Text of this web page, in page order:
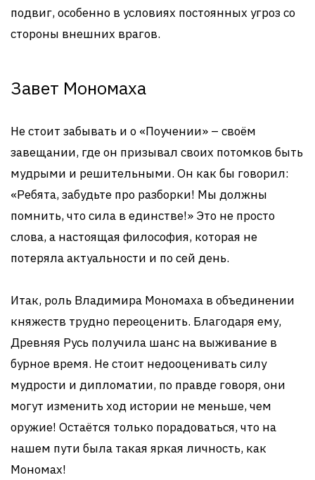
подвиг, особенно в условиях постоянных угроз со
стороны внешних врагов.
Завет Мономаха
Не стоит забывать и о «Поучении» – своём
завещании, где он призывал своих потомков быть
мудрыми и решительными. Он как бы говорил:
«Ребята, забудьте про разборки! Мы должны
помнить, что сила в единстве!» Это не просто
слова, а настоящая философия, которая не
потеряла актуальности и по сей день.
Итак, роль Владимира Мономаха в объединении
княжеств трудно переоценить. Благодаря ему,
Древняя Русь получила шанс на выживание в
бурное время. Не стоит недооценивать силу
мудрости и дипломатии, по правде говоря, они
могут изменить ход истории не меньше, чем
оружие! Остаётся только порадоваться, что на
нашем пути была такая яркая личность, как
Мономах!